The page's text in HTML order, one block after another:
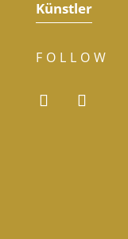
Künstler
FOLLOW